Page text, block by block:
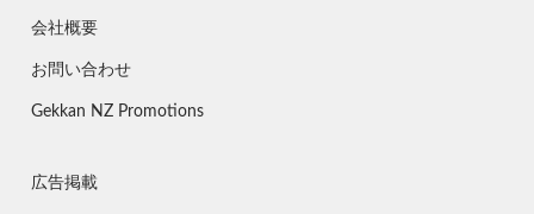
会社概要
お問い合わせ
Gekkan NZ Promotions
広告掲載